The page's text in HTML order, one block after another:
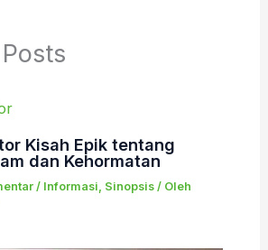
Kisah Epik tentang
dan Kehormatan
/ Informasi Sinopsis/ Oleh